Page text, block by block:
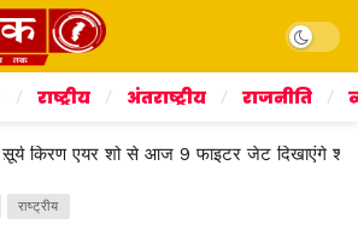
Dark
राष्ट्रीय अंतराष्ट्रीय राजनीति
सूर्य किरण एयर शो से आज 9 फाइटर जेट दिखाएंगे शौर्य,
राष्ट्रीय